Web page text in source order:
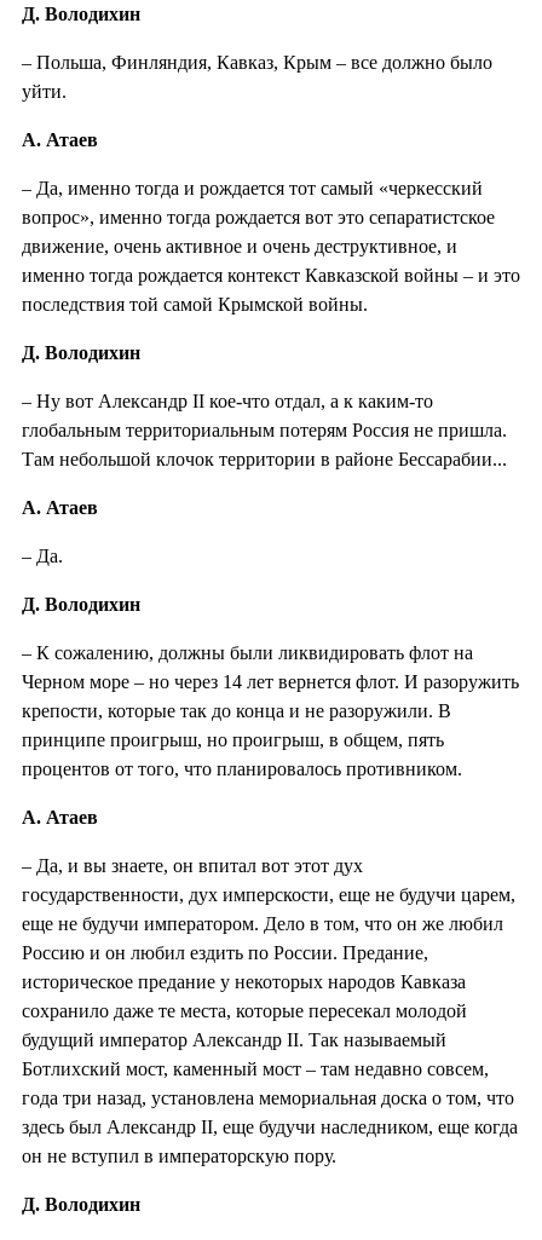
Д. Володихин
– Польша, Финляндия, Кавказ, Крым – все должно было
уйти.
А. Атаев
– Да, именно тогда и рождается тот самый «черкесский
вопрос», именно тогда рождается вот это сепаратистское
движение, очень активное и очень деструктивное, и
именно тогда рождается контекст Кавказской войны – и это
последствия той самой Крымской войны.
Д. Володихин
– Ну вот Александр II кое-что отдал, а к каким-то
глобальным территориальным потерям Россия не пришла.
Там небольшой клочок территории в районе Бессарабии...
А. Атаев
– Да.
Д. Володихин
– К сожалению, должны были ликвидировать флот на
Черном море – но через 14 лет вернется флот. И разоружить
крепости, которые так до конца и не разоружили. В
принципе проигрыш, но проигрыш, в общем, пять
процентов от того, что планировалось противником.
А. Атаев
– Да, и вы знаете, он впитал вот этот дух
государственности, дух имперскости, еще не будучи царем,
еще не будучи императором. Дело в том, что он же любил
Россию и он любил ездить по России. Предание,
историческое предание у некоторых народов Кавказа
сохранило даже те места, которые пересекал молодой
будущий император Александр II. Так называемый
Ботлихский мост, каменный мост – там недавно совсем,
года три назад, установлена мемориальная доска о том, что
здесь был Александр II, еще будучи наследником, еще когда
он не вступил в императорскую пору.
Д. Володихин